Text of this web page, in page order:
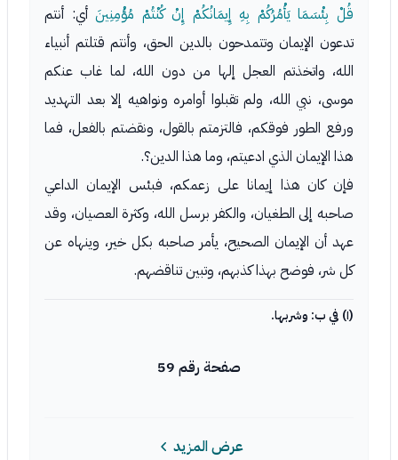
قُلْ بِئْسَمَا يَأْمُرُكُمْ بِهِ إِيمَانُكُمْ إِنْ كُنْتُمْ مُؤْمِنِينَأي: أنتم
تدعون الإيمان وتتمدحون بالدين الحق، وأنتم قتلتم أنبياء
الله، واتخذتم العجل إلها من دون الله، لما غاب عنكم
موسى، نبي الله، ولم تقبلوا أوامره ونواهيه إلا بعد التهديد
ورفع الطور فوقكم، فالتزمتم بالقول، ونقضتم بالفعل، فما
هذا الإيمان الذي ادعيتم، وما هذا الدين؟.
فإن كان هذا إيمانا على زعمكم، فبئس الإيمان الداعي
صاحبه إلى الطغيان، والكفر برسل الله، وكثرة العصيان، وقد
عهد أن الإيمان الصحيح، يأمر صاحبه بكل خير، وينهاه عن
كل شر، فوضح بهذا كذبهم، وتبين تناقضهم.
(١) في ب: وشربها.
صفحة رقم 59
عرض المزيد